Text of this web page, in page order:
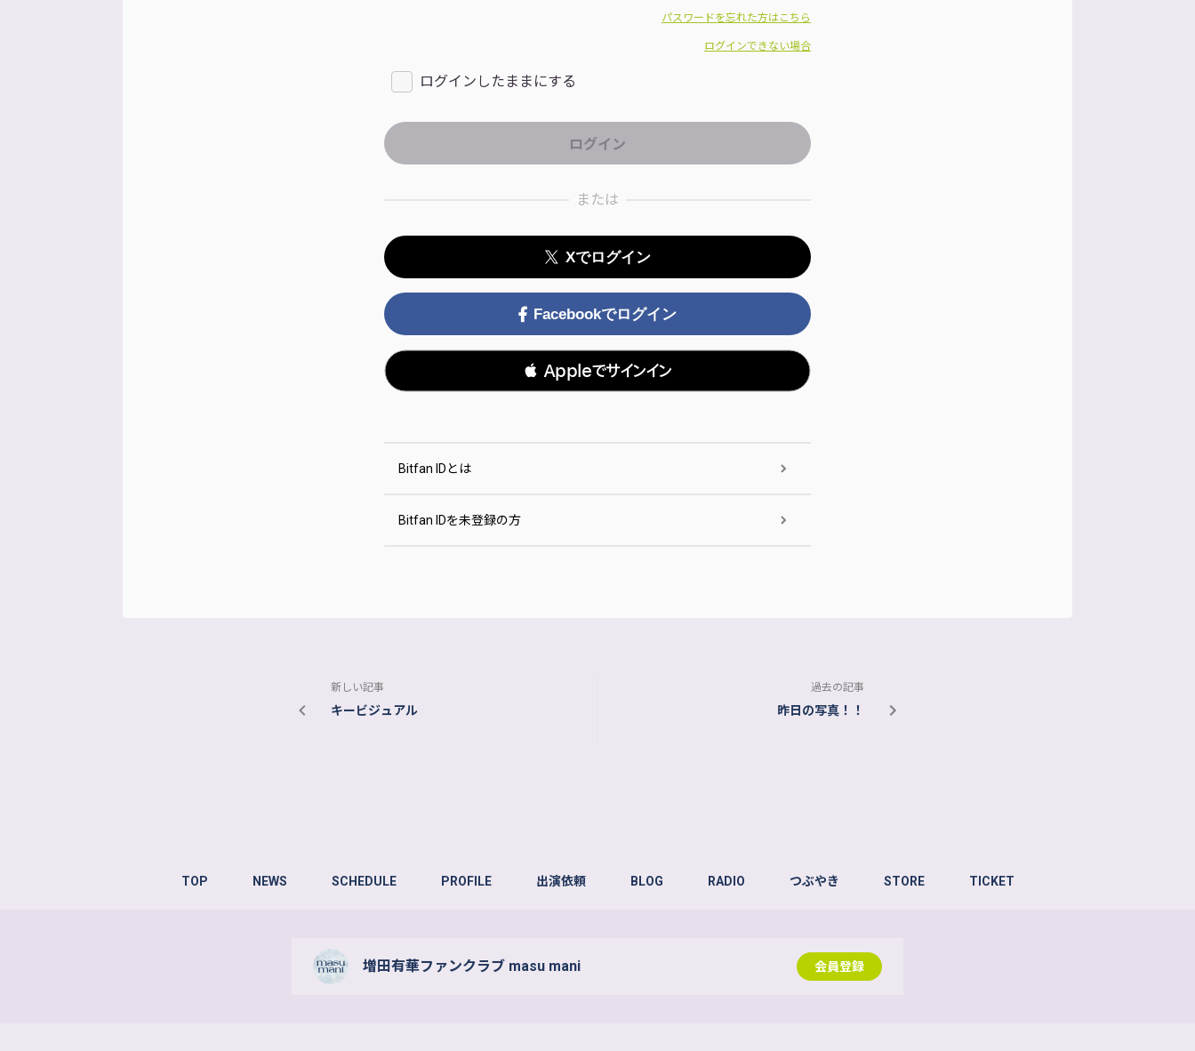
パスワードを忘れた方はこちら
ログインできない場合
ログインしたままにする
または
Xでログイン
Facebookでログイン
 Appleでサインイン
Bitfan IDとは
Bitfan IDを未登録の方
新しい記事
キービジュアル
過去の記事
昨日の写真！！
TOP NEWS SCHEDULE PROFILE 出演依頼 BLOG RADIO つぶやき STORE TICKET
増田有華ファンクラブ masu mani 会員登録